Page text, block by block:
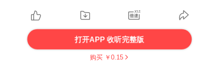
打开APP 收听完整版
购买 ￥ 0.15